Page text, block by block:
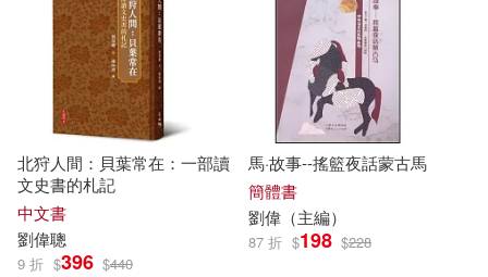
劉偉馨(1)
劉偉麗，劉宇佳，儲芳(1)
劉偉麗，劉宇佳，楊瀅（主編）(1)
劉偉麗，姚歆(1)
中國畫報出版社(1)
中國社會出版社(1)
中國科學技術出版社(1)
中國美術學院出版社(1)
北狩人間：貝葉常在：一部讀
文史書的札記
中文書
劉偉聰
9 折 $396 $440
馬·故事--搖籃夜話蒙古馬
簡體書
劉偉 （主編）
87 折 $198 $228